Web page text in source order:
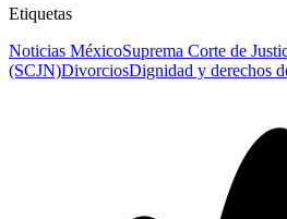
Etiquetas
Noticias MéxicoSuprema Corte de
(SCJN)DivorciosDignidad y derechos